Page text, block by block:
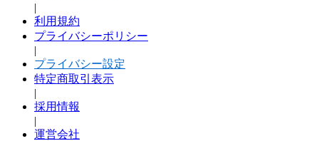
|
利用規約
プライバシーポリシー
|
プライバシー設定
特定商取引表示
|
採用情報
|
運営会社